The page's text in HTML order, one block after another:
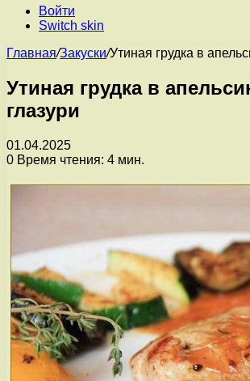
Войти
Switch skin
Главная/Закуски/Утиная грудка в
Утиная грудка в
глазури
01.04.2025
0 Время чтения: 4 мин.